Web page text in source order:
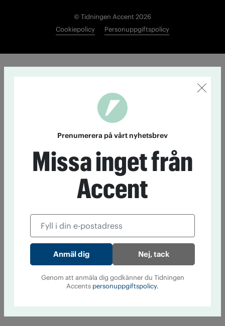
© Tidningen Accent 2026
Cookiepolicy
Personuppgiftspolicy
Prenumerera på vårt nyhetsbrev
Missa inget från
Accent
Nej, tack
Genom att anmäla dig godkänner du Tidningen
Accents personuppgiftspolicy.